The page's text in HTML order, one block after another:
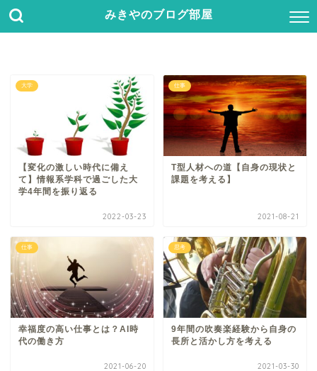
みきやのブログ部屋
大学
【変化の激しい時代に備え
て】情報系学科で過ごした大
学4年間を振り返る
2022-03-23
仕事
T型人材への道【自身の現状と
課題を考える】
2021-08-21
仕事
幸福度の高い仕事とは？AI時
代の働き方
2021-06-20
思考
9年間の吹奏楽経験から自身の
長所と活かし方を考える
2021-03-30